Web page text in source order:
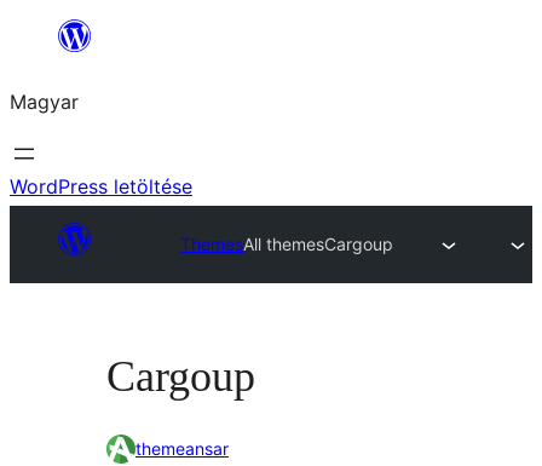
Ugrás
tartalomhoz
Magyar
WordPress letöltése
ThemesAll themesCargoup
Cargoup
themeansar